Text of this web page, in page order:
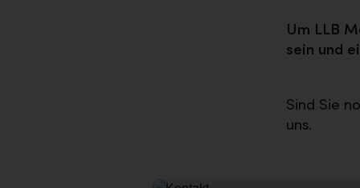
Um LLB
sein und
Sind Sie
uns.